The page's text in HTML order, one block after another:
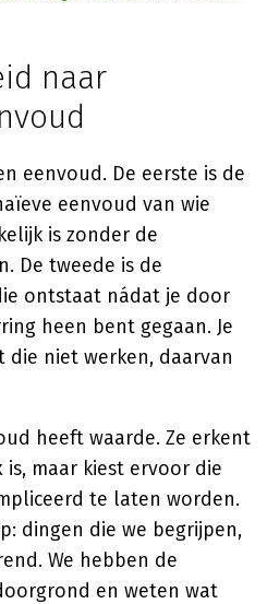
naar
eenvoud. De eerste is de
eenvoud van wie
is zonder de
De tweede is de
ontstaat nádat je door
heen bent gegaan. Je
niet werken, daarvan
heeft waarde. Ze erkent
maar kiest ervoor die
te laten worden.
dingen die we begrijpen,
We hebben de
en weten wat